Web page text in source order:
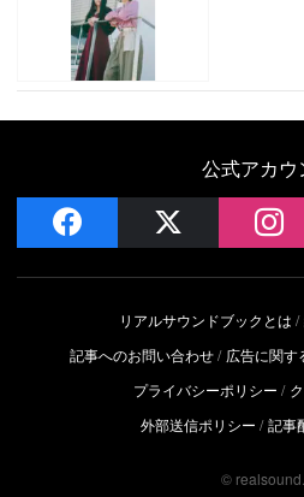
公式アカウ
facebook
リアルサウンドブックとは
記事へのお問い合わせ
広告に関す
プライバシーポリシー
外部送信ポリシー
記事
©